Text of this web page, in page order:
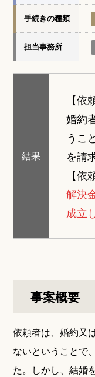
手続きの種類
担当事務所
結果
【依
婚約
うこ
を請
【依
解決
成立
事案概要
依頼者は、婚約又
ないということで
た。しかし、結婚